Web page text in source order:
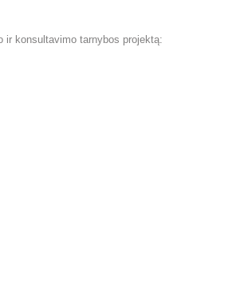
ir konsultavimo tarnybos projektą: